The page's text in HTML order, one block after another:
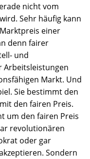
nicht vom
Sehr häufig kann
einer
denn fairer
und
Arbeitsleistungen
Markt. Und
Sie bestimmt den
den fairen Preis.
um den fairen Preis
revolutionären
oder gar
Sondern